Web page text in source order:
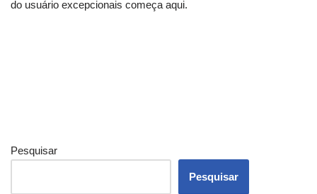
do usuário excepcionais começa aqui.
Pesquisar
Pesquisar